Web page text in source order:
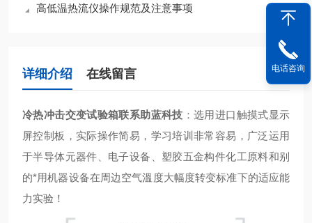
高低温热流仪操作规范及注意事项
详细介绍 在线留言
冷热冲击交变试验箱联系助蓝科技 ： 选用进口触摸式显示
屏控制板，实际操作简易，学习培训非常容易，广泛运用
于半导体元器件、电子设备、塑胶五金构件化工原料和别
的*用机器设备在周边空气溫度大幅度转变标准下的适应能
力实验！
电话咨询